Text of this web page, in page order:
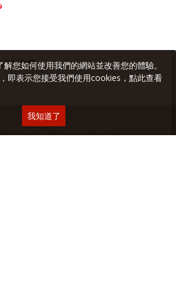
虛擬主機
隱私權保護∣廣告與合作∣聯絡我們
您如何使用我們的網站並改善您的體驗。
即表示您接受我們使用cookies，點此查看
我知道了